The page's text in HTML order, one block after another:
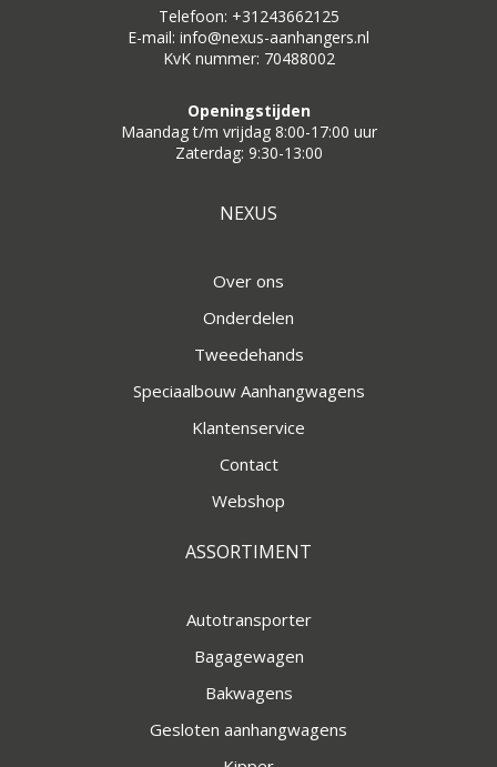
Telefoon: +31243662125
E-mail: info@nexus-aanhangers.nl
KvK nummer: 70488002
Openingstijden
Maandag t/m vrijdag 8:00-17:00 uur
Zaterdag: 9:30-13:00
NEXUS
Over ons
Onderdelen
Tweedehands
Speciaalbouw Aanhangwagens
Klantenservice
Contact
Webshop
ASSORTIMENT
Autotransporter
Bagagewagen
Bakwagens
Gesloten aanhangwagens